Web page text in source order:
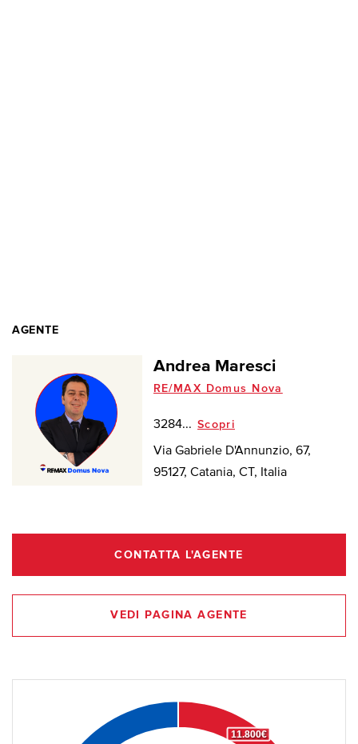
AGENTE
Andrea Maresci
RE/MAX Domus Nova
3284... Scopri
Via Gabriele D'Annunzio, 67,
95127, Catania, CT, Italia
CONTATTA L'AGENTE
VEDI PAGINA AGENTE
11.800€